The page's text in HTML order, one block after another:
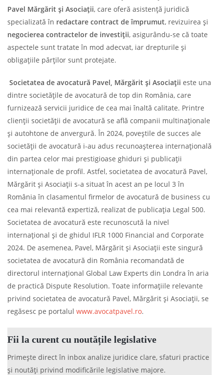
Pavel Mărgărit și Asociații, care oferă asistență juridică
specializată în redactare contract de împrumut, revizuirea și
negocierea contractelor de investiții, asigurându-se că toate
aspectele sunt tratate în mod adecvat, iar drepturile și
obligațiile părților sunt protejate.
Societatea de avocatură Pavel, Mărgărit și Asociații este una
dintre societățile de avocatură de top din România, care
furnizează servicii juridice de cea mai înaltă calitate. Printre
clienții societății de avocatură se află companii multinaționale
și autohtone de anvergură. În 2024, poveștile de succes ale
societății de avocatură i-au adus recunoașterea internațională
din partea celor mai prestigioase ghiduri și publicații
internaționale de profil. Astfel, societatea de avocatură Pavel,
Mărgărit și Asociații s-a situat în acest an pe locul 3 în
România în clasamentul firmelor de avocatură de business cu
cea mai relevantă expertiză, realizat de publicația Legal 500.
Societatea de avocatură este recunoscută la nivel
internațional și de ghidul IFLR 1000 Financial and Corporate
2024. De asemenea, Pavel, Mărgărit și Asociații este singură
societatea de avocatură din România recomandată de
directorul internațional Global Law Experts din Londra în aria
de practică Dispute Resolution. Toate informațiile relevante
privind societatea de avocatură Pavel, Mărgărit și Asociații, se
regăsesc pe portalul www.avocatpavel.ro.
Fii la curent cu noutățile legislative
Primește direct în inbox analize juridice clare, sfaturi practice
și noutăți privind modificările legislative majore.